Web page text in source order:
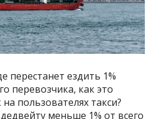
перестанет ездить 1%
перевозчика, как это
пользователях такси?
меньше 1% от всего